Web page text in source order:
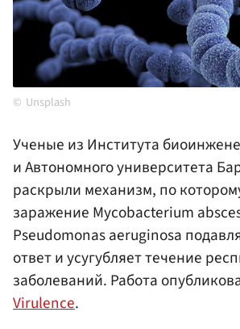
Unsplash
Ученые из Института
и Автономного университета
раскрыли механизм, по
заражение Mycobacterium
Pseudomonas aeruginosa
ответ и усугубляет течение
заболеваний. Работа
Virulence.